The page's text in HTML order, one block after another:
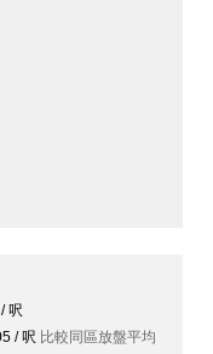
呎
/ 呎 比較同區放盤平均